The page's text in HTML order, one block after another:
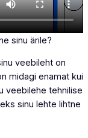
sinu ärile?
veebileht on
midagi enamat kui
veebilehe tehnilise
sinu lehte lihtne